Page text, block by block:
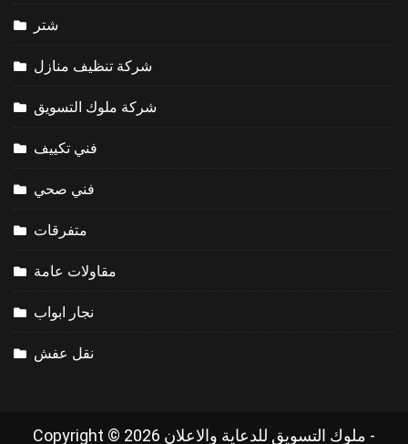
شتر
شركة تنظيف منازل
شركة ملوك التسويق
فني تكييف
فني صحي
متفرقات
مقاولات عامة
نجار ابواب
نقل عفش
Copyright © 2026 ملوك التسويق للدعاية والاعلان -